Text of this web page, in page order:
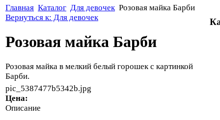
Главная Каталог Для девочек Розовая майка Барби
Вернуться к: Для девочек
Розовая майка Барби
Розовая майка в мелкий белый горошек с картинкой
Барби.
pic_5387477b5342b.jpg
Цена:
Описание